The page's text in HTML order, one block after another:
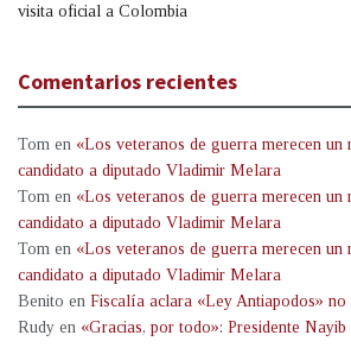
visita oficial a Colombia
Comentarios recientes
Tom en «Los veteranos de guerra merecen un
candidato a diputado Vladimir Melara
Tom en «Los veteranos de guerra merecen un
candidato a diputado Vladimir Melara
Tom en «Los veteranos de guerra merecen un
candidato a diputado Vladimir Melara
Benito en Fiscalía aclara «Ley Antiapodos» no
Rudy en «Gracias, por todo»: Presidente